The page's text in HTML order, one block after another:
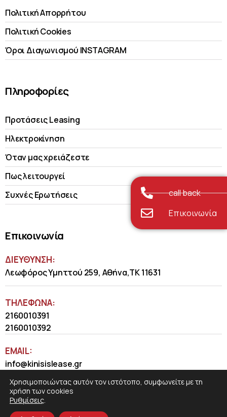
Πολιτική Απορρήτου
Πολιτική Cookies
Όροι Διαγωνισμού INSTAGRAM
Πληροφορίες
Προτάσεις Leasing
Ηλεκτροκίνηση
Όταν μας χρειάζεστε
Πως λειτουργεί
Συχνές Ερωτήσεις
Επικοινωνία
ΔΙΕΥΘΥΝΣΗ:
Λεωφόρος Υμηττού 259, Αθήνα,ΤΚ 11631
ΤΗΛΈΦΩΝΑ:
2160010391
2160010392
EMAIL:
info@kinisislease.gr
call back
Επικοινωνία
Χρησιμοποιώντας αυτόν τον ιστότοπο, συμφωνείτε με τη
χρήση των cookies
Ρυθμίσεις.